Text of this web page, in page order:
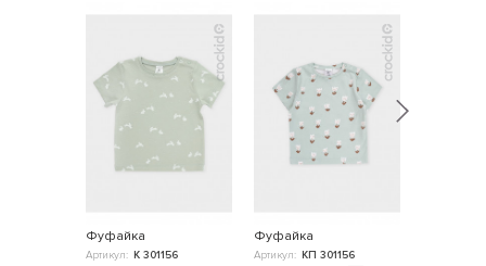
Фуфайка
Артикул: К 301156
Фуфайка
Артикул: КП 301156